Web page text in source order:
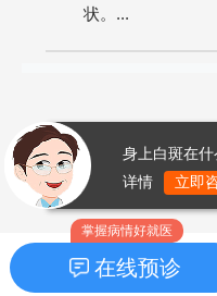
状。...
掌握病情好就医
在线预诊
身上白斑在
详情
立即